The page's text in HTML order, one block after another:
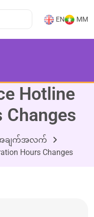
EN MM
Hotline
Changes
ချက်အလက်
Hours Changes